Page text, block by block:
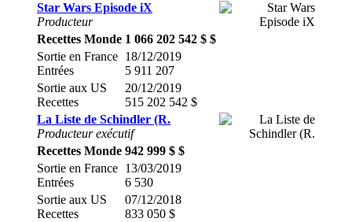
Star Wars Episode iX
Producteur
Recettes Monde 1 066 202 542 $ $
Sortie en France
Entrées
18/12/2019
5 911 207
Sortie aux US
Recettes
20/12/2019
515 202 542 $
La Liste de Schindler (R.
Producteur exécutif
Recettes Monde 942 999 $ $
Sortie en France
Entrées
13/03/2019
6 530
Sortie aux US
Recettes
07/12/2018
833 050 $